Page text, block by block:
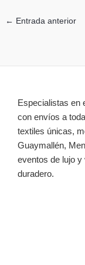
← Entrada anterior
Especialistas en
con envíos a
textiles únicas,
Guaymallén,
eventos de lujo
duradero.